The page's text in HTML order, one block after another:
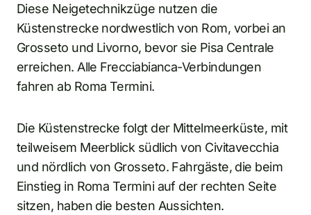
Diese Neigetechnikzüge nutzen die
Küstenstrecke nordwestlich von Rom, vorbei an
Grosseto und Livorno, bevor sie Pisa Centrale
erreichen. Alle Frecciabianca-Verbindungen
fahren ab Roma Termini.
Die Küstenstrecke folgt der Mittelmeerküste, mit
teilweisem Meerblick südlich von Civitavecchia
und nördlich von Grosseto. Fahrgäste, die beim
Einstieg in Roma Termini auf der rechten Seite
sitzen, haben die besten Aussichten.